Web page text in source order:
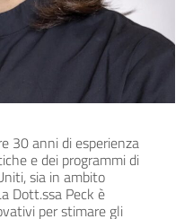
30 anni di esperienza
e dei programmi di
sia in ambito
Dott.ssa Peck è
per stimare gli